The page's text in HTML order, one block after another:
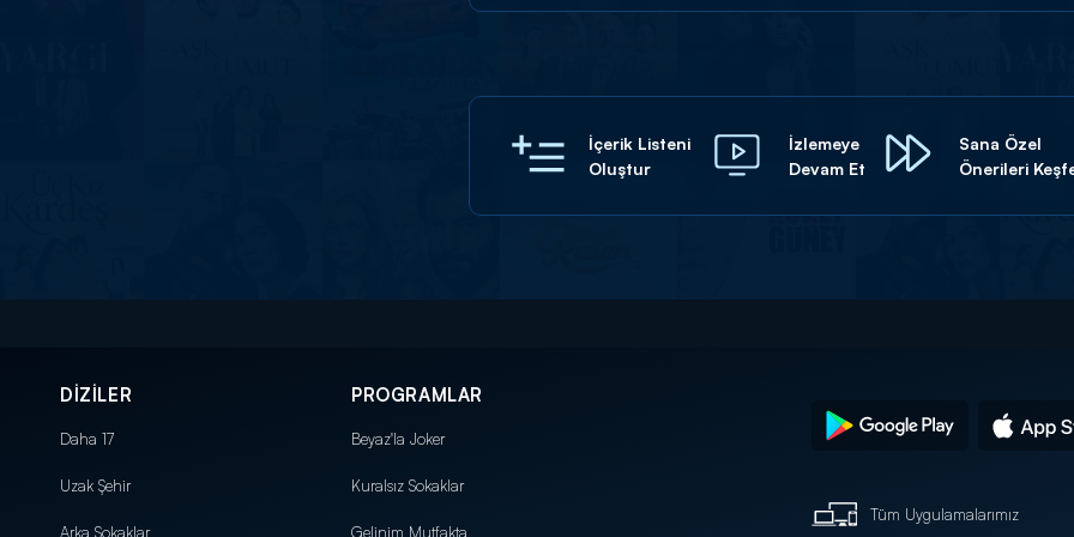
İçerik Listeni
Oluştur
İzlemeye
Devam Et
Sana Özel
Önerileri
DİZİLER
Daha 17
Uzak Şehir
Arka Sokaklar
PROGRAMLAR
Beyaz'la Joker
Kuralsız Sokaklar
Gelinim Mutfakta
Tüm Uygulamalarımız